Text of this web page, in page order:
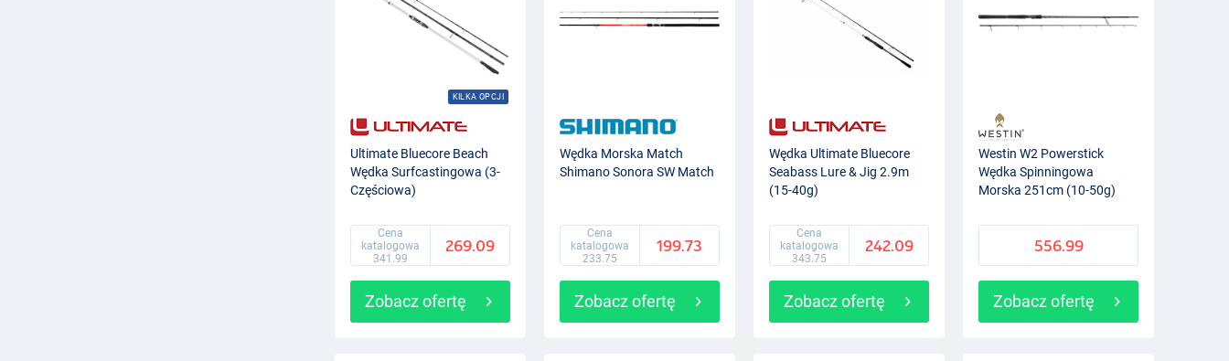
KILKA OPCJI
Ultimate Bluecore Beach
Wędka Surfcastingowa (3-
Częściowa)
Cena
katalogowa
341.99
269.09
Zobacz ofertę
Wędka Morska Match
Shimano Sonora SW Match
Cena
katalogowa
233.75
199.73
Zobacz ofertę
Wędka Ultimate Bluecore
Seabass Lure & Jig 2.9m
(15-40g)
Cena
katalogowa
343.75
242.09
Zobacz ofertę
Westin W2 Powerstick
Wędka Spinningowa
Morska 251cm (10-50g)
556.99
Zobacz ofertę